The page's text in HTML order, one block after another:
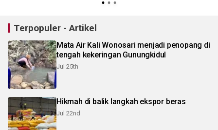
Terpopuler - Artikel
Mata Air Kali Wonosari menjadi penopang di
tengah kekeringan Gunungkidul
Jul 25th
Hikmah di balik langkah ekspor beras
Jul 22nd